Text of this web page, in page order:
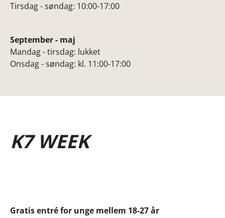
Tirsdag - søndag: 10:00-17:00
September - maj
Mandag - tirsdag: lukket
Onsdag - søndag: kl. 11:00-17:00
K7 WEEK
Gratis entré for unge mellem 18-27 år